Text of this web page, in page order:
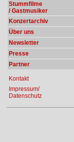
Stummfilme
/ Gastmusiker
Konzertarchiv
Über uns
Newsletter
Presse
Partner
Kontakt
Impressum/
Datenschutz